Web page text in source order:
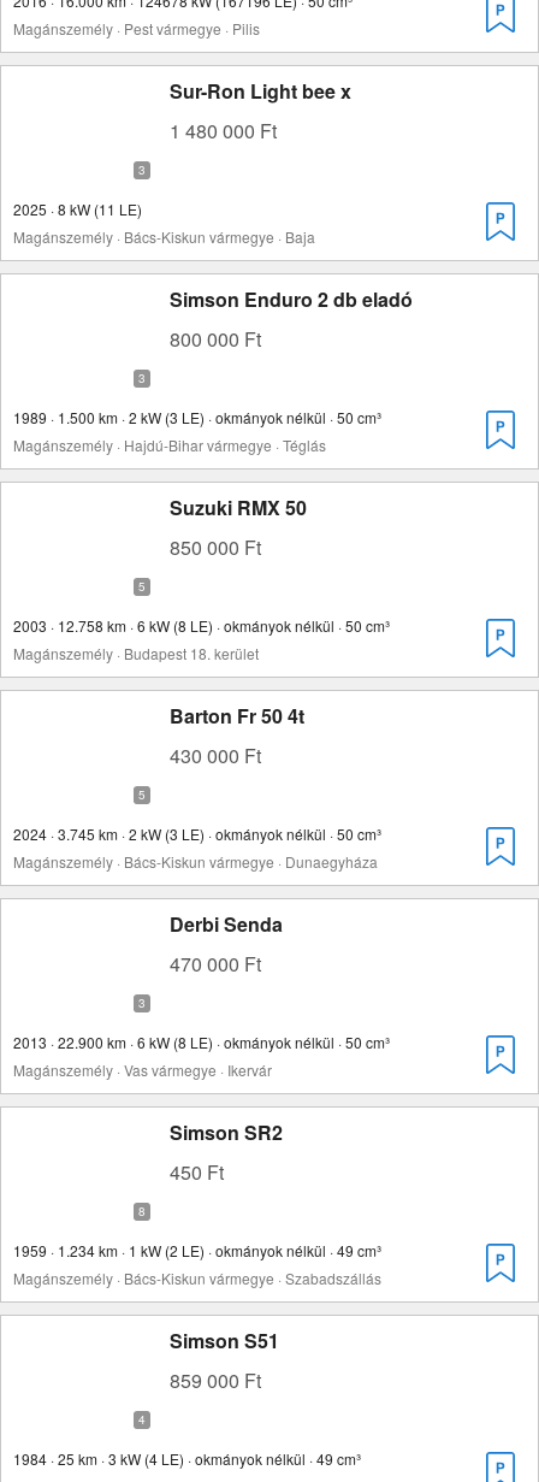
Magánszemély · Pest vármegye · Pilis
Sur-Ron Light bee x
1 480 000 Ft
2025 · 8 kW (11 LE)
Magánszemély · Bács-Kiskun vármegye · Baja
Simson Enduro 2 db eladó
800 000 Ft
1989 · 1.500 km · 2 kW (3 LE) · okmányok nélkül · 50 cm³
Magánszemély · Hajdú-Bihar vármegye · Téglás
Suzuki RMX 50
850 000 Ft
2003 · 12.758 km · 6 kW (8 LE) · okmányok nélkül · 50 cm³
Magánszemély · Budapest 18. kerület
Barton Fr 50 4t
430 000 Ft
2024 · 3.745 km · 2 kW (3 LE) · okmányok nélkül · 50 cm³
Magánszemély · Bács-Kiskun vármegye · Dunaegyháza
Derbi Senda
470 000 Ft
2013 · 22.900 km · 6 kW (8 LE) · okmányok nélkül · 50 cm³
Magánszemély · Vas vármegye · Ikervár
Simson SR2
450 Ft
1959 · 1.234 km · 1 kW (2 LE) · okmányok nélkül · 49 cm³
Magánszemély · Bács-Kiskun vármegye · Szabadszállás
Simson S51
859 000 Ft
1984 · 25 km · 3 kW (4 LE) · okmányok nélkül · 49 cm³